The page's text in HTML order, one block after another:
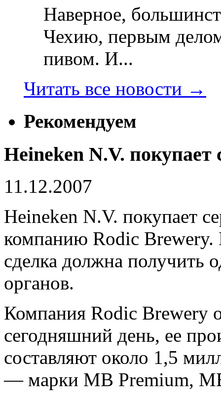
Наверное,
Чехию, первым
пивом. И...
Читать все новости →
Рекомендуем
Heineken N.V.
11.12.2007
Heineken N.V. покупает
компанию Rodic
сделка должна получить
органов.
Компания Rodic Brewery
сегодняшний день, ее
составляют около 1,5
— марки MB Premium,